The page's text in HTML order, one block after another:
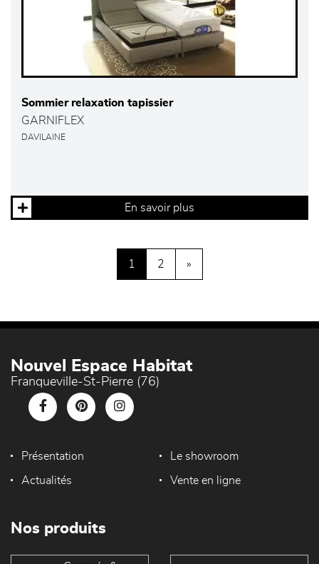
Sommier relaxation tapissier
GARNIFLEX
DAVILAINE
En savoir plus
1 2 »
Nouvel Espace Habitat
Franqueville-St-Pierre (76)
Présentation Le showroom
Actualités Vente en ligne
Nos produits